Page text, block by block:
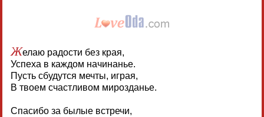
Желаю радости без края,
Успеха в каждом начинанье.
Пусть сбудутся мечты, играя,
В твоем счастливом мирозданье.
Спасибо за былые встречи,